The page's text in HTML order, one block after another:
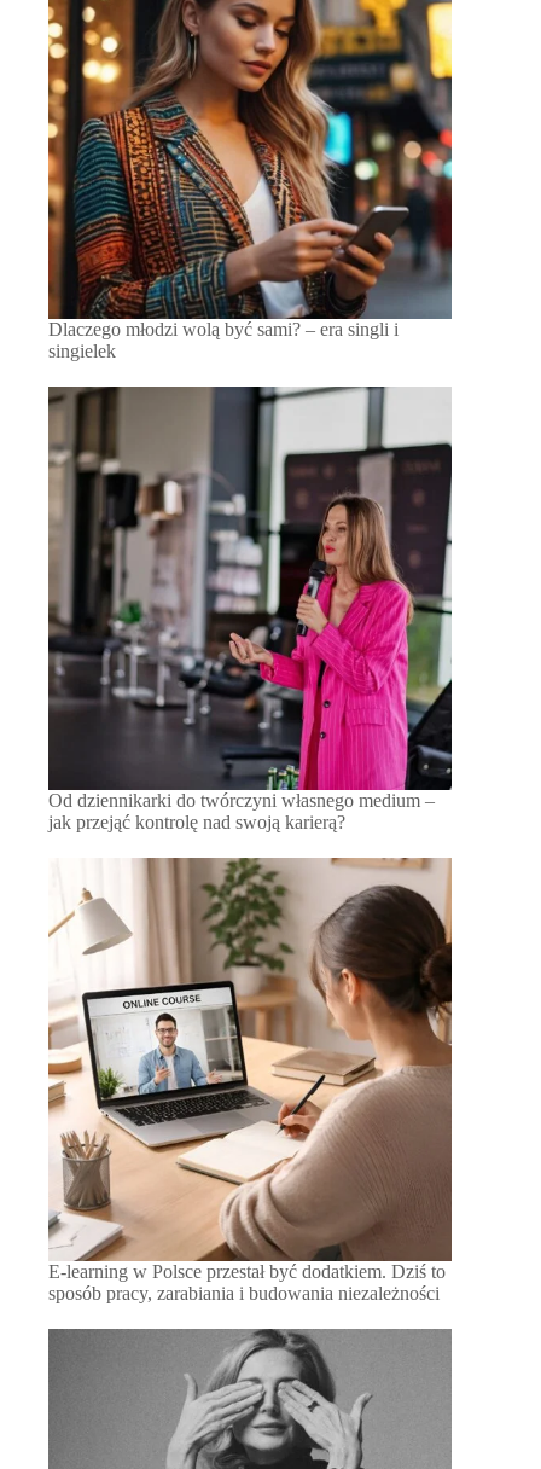
Dlaczego młodzi wolą być sami? – era singli i
singielek
Od dziennikarki do twórczyni własnego medium –
jak przejąć kontrolę nad swoją karierą?
E-learning w Polsce przestał być dodatkiem. Dziś to
sposób pracy, zarabiania i budowania niezależności